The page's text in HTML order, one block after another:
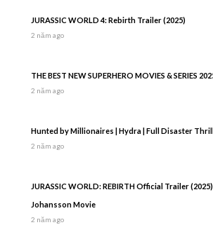
JURASSIC WORLD 4: Rebirth Trailer (2025)
2 năm ago
THE BEST NEW SUPERHERO MOVIES & SERIES
2 năm ago
Hunted by Millionaires | Hydra | Full Disaster
2 năm ago
JURASSIC WORLD: REBIRTH Official Trailer
Johansson Movie
2 năm ago